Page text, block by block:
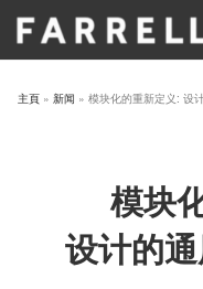
content
主頁 » 新闻 » 模块化的重新定义: 设
模块
设计的